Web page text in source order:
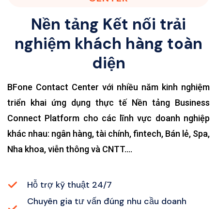
Nền tảng Kết nối trải
nghiệm khách hàng toàn
diện
BFone Contact Center với nhiều năm kinh nghiệm
triển khai ứng dụng thực tế Nền tảng Business
Connect Platform cho các lĩnh vực doanh nghiệp
khác nhau: ngân hàng, tài chính, fintech, Bán lẻ, Spa,
Nha khoa,viễn thông và CNTT….
Hỗ trợ kỹ thuật 24/7
Chuyên gia tư vấn đúng nhu cầu doanh